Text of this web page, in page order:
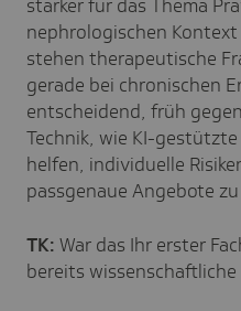
stärker für das Thema
nephrologischen
stehen therapeutische
gerade bei chronischen
entscheidend, früh
Technik, wie KI-
helfen, individuelle
passgenaue Angebote
TK: War das Ihr erster
bereits